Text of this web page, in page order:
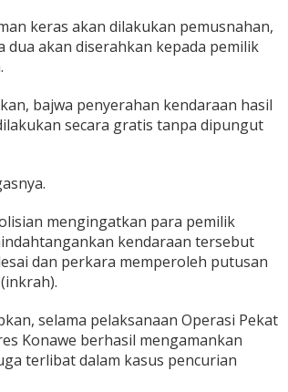
keras akan dilakukan pemusnahan,
dua akan diserahkan kepada pemilik
bajwa penyerahan kendaraan hasil
secara gratis tanpa dipungut
mengingatkan para pemilik
kendaraan tersebut
dan perkara memperoleh putusan
selama pelaksanaan Operasi Pekat
Konawe berhasil mengamankan
terlibat dalam kasus pencurian